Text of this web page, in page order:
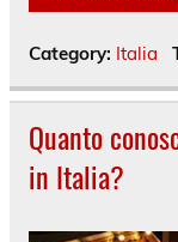
Category: Italia
Quanto
in Italia?